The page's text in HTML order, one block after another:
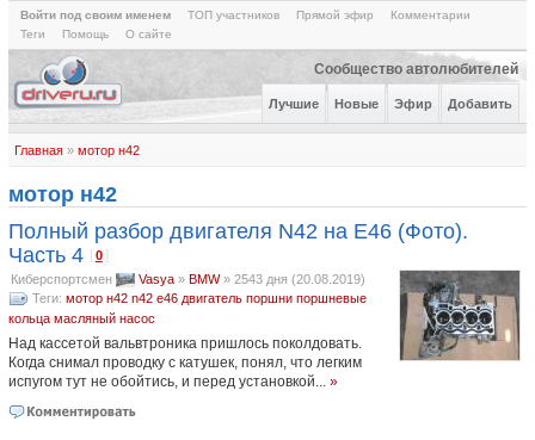
Войти под своим именем ТОП участников Прямой эфир
Комментарии
Теги
Помощь О сайте
Сообщество автолюбителей
Лучшие Новые Эфир Добавить
Главная» мотор н42
мотор н42
Полный разбор двигателя N42 на E46 (Фото).
Часть 4 [0
Киберспортсмен Vasya» BMW» 2543 дня (20.08.2019)
Теги: мотор н42 n42 e46 двигатель поршни поршневые
кольца масляный насос
Над кассетой вальвтроника пришлось поколдовать.
Когда снимал проводку с катушек, понял, что легким
испугом тут не обойтись, и перед установкой... »